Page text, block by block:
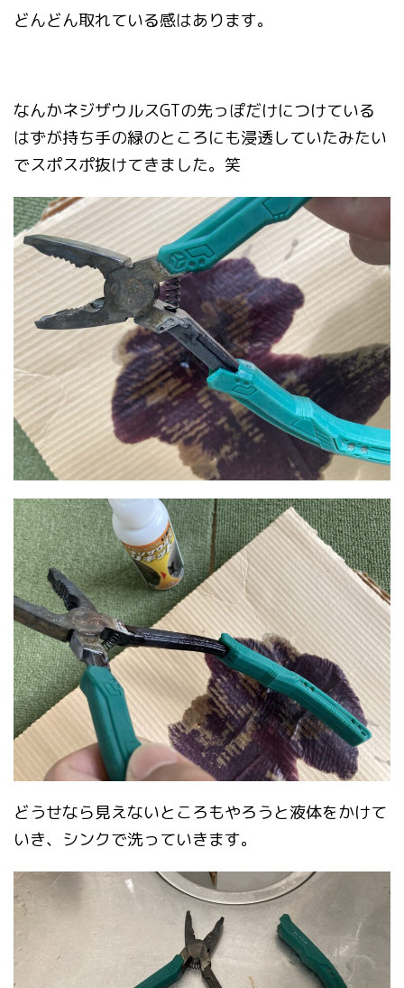
どんどん取れている感はあります。
なんかネジザウルスGTの先っぽだけにつけている
はずが持ち手の緑のところにも浸透していたみたい
でスポスポ抜けてきました。笑
どうせなら見えないところもやろうと液体をかけて
いき、シンクで洗っていきます。